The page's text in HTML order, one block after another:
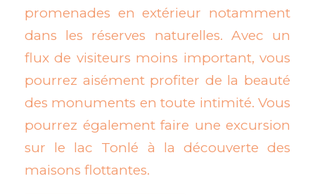
promenades en extérieur notamment
dans les réserves naturelles. Avec un
flux de visiteurs moins important, vous
pourrez aisément profiter de la beauté
des monuments en toute intimité. Vous
pourrez également faire une excursion
sur le lac Tonlé à la découverte des
maisons flottantes.